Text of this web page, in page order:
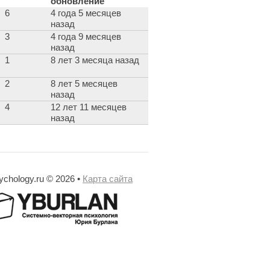
6
4 года 5 месяцев
назад
3
4 года 9 месяцев
назад
1 8 лет 3 месяца назад
2
8 лет 5 месяцев
назад
4
12 лет 11 месяцев
назад
© 2026 • Карта сайта